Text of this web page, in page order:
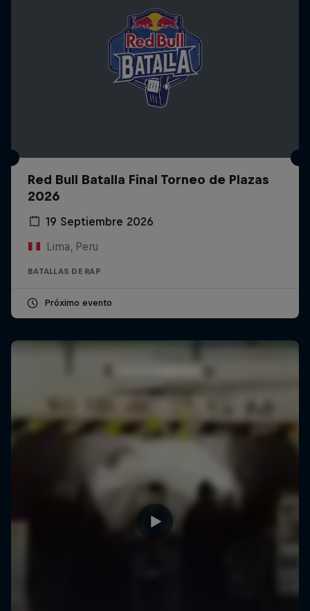
Red Bull Batalla Final Torneo de Plazas
2026
19 Septiembre 2026
Lima, Peru
BATALLAS DE RAP
Próximo evento